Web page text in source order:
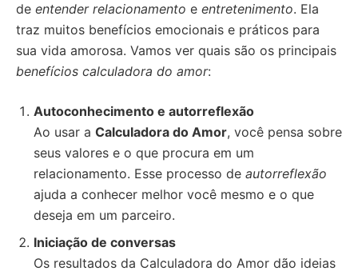
de entender relacionamento e entretenimento. Ela
traz muitos benefícios emocionais e práticos para
sua vida amorosa. Vamos ver quais são os principais
benefícios calculadora do amor:
Autoconhecimento e autorreflexão
Ao usar a Calculadora do Amor, você pensa sobre
seus valores e o que procura em um
relacionamento. Esse processo de autorreflexão
ajuda a conhecer melhor você mesmo e o que
deseja em um parceiro.
Iniciação de conversas
Os resultados da Calculadora do Amor dão ideias